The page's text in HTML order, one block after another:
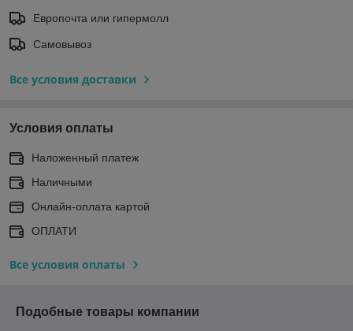
Европочта или гипермолл
Самовывоз
Все условия доставки
Условия оплаты
Наложенный платеж
Наличными
Онлайн-оплата картой
ОПЛАТИ
Все условия оплаты
Подобные товары компании